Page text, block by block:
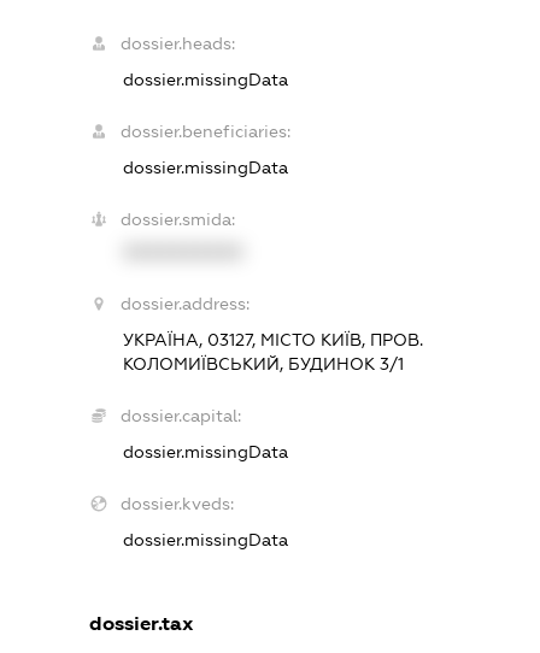
dossier.heads:
dossier.missingData
dossier.beneficiaries:
dossier.missingData
dossier.smida:
dossier.address:
УКРАЇНА, 03127, МІСТО КИЇВ, ПРОВ.
КОЛОМИЇВСЬКИЙ, БУДИНОК 3/1
dossier.capital:
dossier.missingData
dossier.kveds:
dossier.missingData
dossier.tax